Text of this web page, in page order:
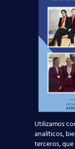
Noticias
Mapa de la
transitadas y
Leer más
¡Últimas
– Tercer
Utilizamos
analíticos,
terceros,